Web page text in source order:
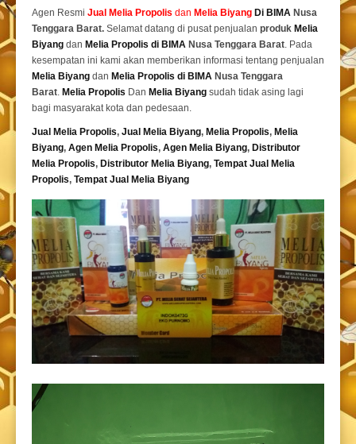
Agen Resmi Jual Melia Propolis dan Melia Biyang Di BIMA Nusa
Tenggara Barat. Selamat datang di pusat penjualan produk Melia
Biyang dan Melia Propolis di BIMA Nusa Tenggara Barat. Pada
kesempatan ini kami akan memberikan informasi tentang penjualan
Melia Biyang dan Melia Propolis di BIMA Nusa Tenggara
Barat. Melia Propolis Dan Melia Biyang sudah tidak asing lagi
bagi masyarakat kota dan pedesaan.
Jual Melia Propolis, Jual Melia Biyang, Melia Propolis, Melia
Biyang, Agen Melia Propolis, Agen Melia Biyang, Distributor
Melia Propolis, Distributor Melia Biyang, Tempat Jual Melia
Propolis, Tempat Jual Melia Biyang